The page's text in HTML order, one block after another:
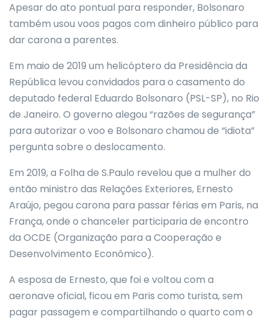
Apesar do ato pontual para responder, Bolsonaro
também usou voos pagos com dinheiro público para
dar carona a parentes.
Em maio de 2019 um helicóptero da Presidência da
República levou convidados para o casamento do
deputado federal Eduardo Bolsonaro (PSL-SP), no Rio
de Janeiro. O governo alegou “razões de segurança”
para autorizar o voo e Bolsonaro chamou de “idiota”
pergunta sobre o deslocamento.
Em 2019, a Folha de S.Paulo revelou que a mulher do
então ministro das Relações Exteriores, Ernesto
Araújo, pegou carona para passar férias em Paris, na
França, onde o chanceler participaria de encontro
da OCDE (Organização para a Cooperação e
Desenvolvimento Econômico).
A esposa de Ernesto, que foi e voltou com a
aeronave oficial, ficou em Paris como turista, sem
pagar passagem e compartilhando o quarto com o